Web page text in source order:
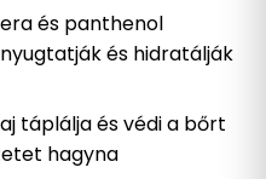
és panthenol
és hidratálják
táplálja és védi a bőrt
hagyna